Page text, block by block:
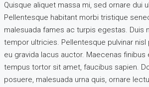
Quisque aliquet massa mi, sed ornare dui
Pellentesque habitant morbi tristique
malesuada fames ac turpis egestas. Duis
tempor ultricies. Pellentesque pulvinar nisl
eu gravida lacus auctor. Maecenas finibus
tempus tortor sit amet, faucibus sapien.
posuere, malesuada urna quis, ornare